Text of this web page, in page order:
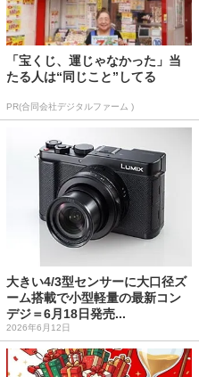
「宝くじ、運じゃなかった」当
たる人は“同じこと”してる
PR(合同会社デジタルファーム )
大きい4/3型センサーに大口径ズ
ーム搭載で小型軽量の最新コン
デジ＝6月18日発売...
2026年6月12日